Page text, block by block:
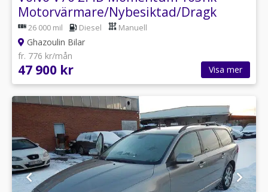
Motorvärmare/Nybesiktad/Dragk
26 000 mil Diesel Manuell
Ghazoulin Bilar
fr. 776 kr/mån
47 900 kr Visa mer